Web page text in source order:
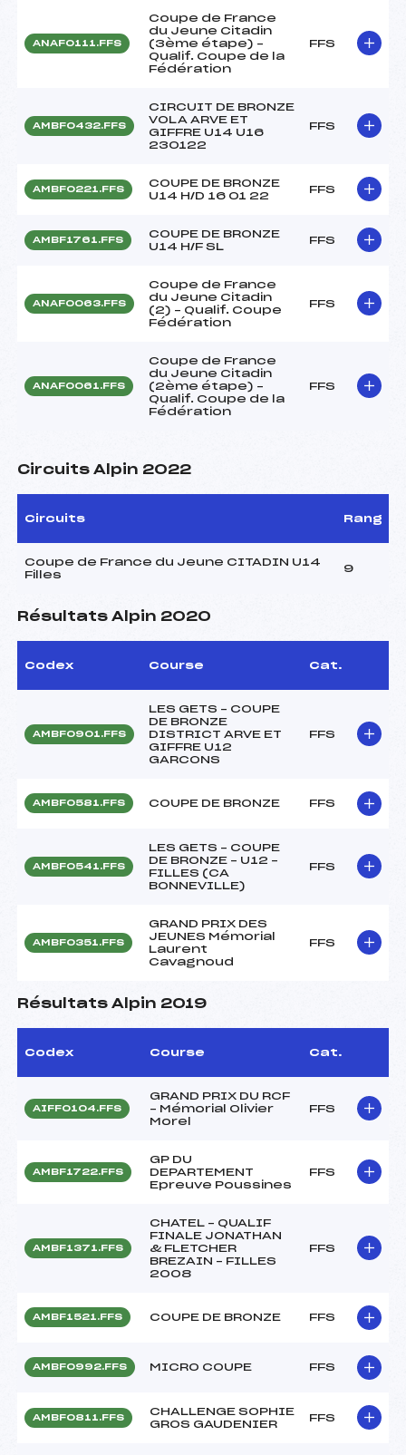
ANAF0111.FFS
Coupe de France
du Jeune Citadin
(3ème étape) –
Qualif. Coupe de la
Fédération
FFS
AMBF0432.FFS
CIRCUIT DE BRONZE
VOLA ARVE ET
GIFFRE U14 U16
230122
FFS
AMBF0221.FFS
COUPE DE BRONZE
U14 H/D 16 01 22
FFS
AMBF1761.FFS
COUPE DE BRONZE
U14 H/F SL
FFS
ANAF0063.FFS
Coupe de France
du Jeune Citadin
(2) – Qualif. Coupe
Fédération
FFS
ANAF0061.FFS
Coupe de France
du Jeune Citadin
(2ème étape) –
Qualif. Coupe de la
Fédération
FFS
Circuits Alpin 2022
Circuits Rang
Coupe de France du Jeune CITADIN U14
Filles
9
Résultats Alpin 2020
Codex Course Cat.
AMBF0901.FFS
LES GETS – COUPE
DE BRONZE
DISTRICT ARVE ET
GIFFRE U12
GARCONS
FFS
AMBF0581.FFS COUPE DE BRONZE FFS
AMBF0541.FFS
LES GETS – COUPE
DE BRONZE – U12 –
FILLES (CA
BONNEVILLE)
FFS
AMBF0351.FFS
GRAND PRIX DES
JEUNES Mémorial
Laurent
Cavagnoud
FFS
Résultats Alpin 2019
Codex Course Cat.
AIFF0104.FFS
GRAND PRIX DU RCF
– Mémorial Olivier
Morel
FFS
AMBF1722.FFS
GP DU
DEPARTEMENT
Epreuve Poussines
FFS
AMBF1371.FFS
CHATEL – QUALIF
FINALE JONATHAN
& FLETCHER
BREZAIN – FILLES
2008
FFS
AMBF1521.FFS COUPE DE BRONZE FFS
AMBF0992.FFS MICRO COUPE FFS
AMBF0811.FFS
CHALLENGE SOPHIE
GROS GAUDENIER
FFS